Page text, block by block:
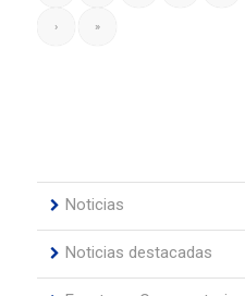
› »
Noticias
Noticias destacadas